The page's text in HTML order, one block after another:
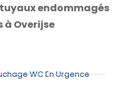
endommagés
Overijse
WC En Urgence